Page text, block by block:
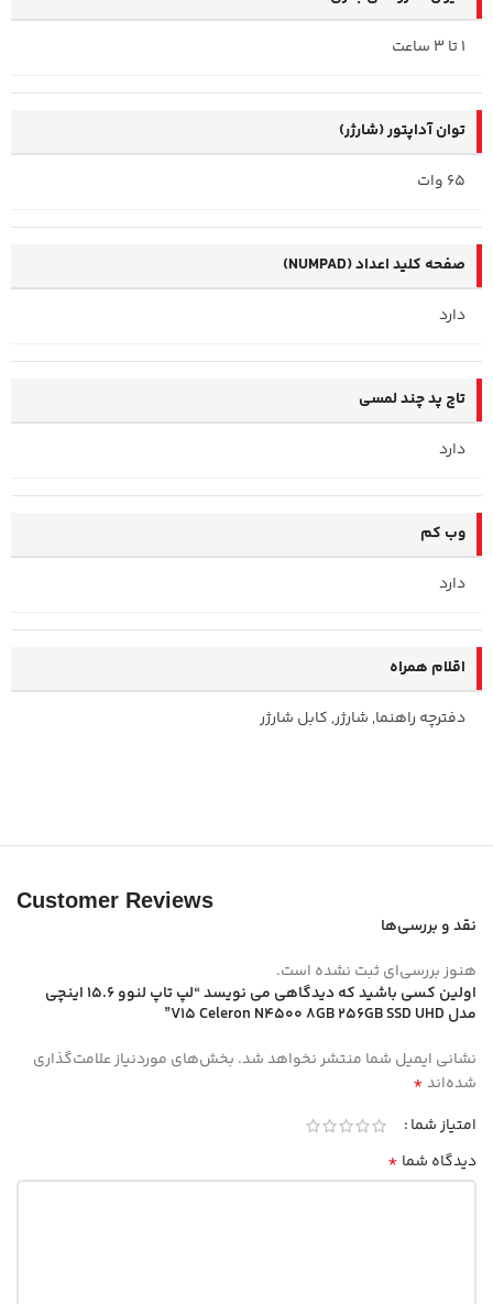
1 تا 3 ساعت
توان آداپتور (شارژر)
65 وات
صفحه کلید اعداد (NUMPAD)
دارد
تاچ پد چند لمسی
دارد
وب کم
دارد
اقلام همراه
دفترچه راهنما, شارژر, کابل شارژر
Customer Reviews
نقد و بررسی‌ها
هنوز بررسی‌ای ثبت نشده است.
اولین کسی باشید که دیدگاهی می نویسد “لپ تاپ لنوو 15.6 اینچی
مدل V15 Celeron N4500 8GB 256GB SSD UHD”
نشانی ایمیل شما منتشر نخواهد شد. بخش‌های موردنیاز علامت‌گذاری
شده‌اند*
امتیاز شما
دیدگاه شما *